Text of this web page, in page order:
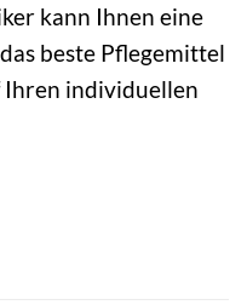
kann Ihnen eine
beste Pflegemittel
Ihren individuellen